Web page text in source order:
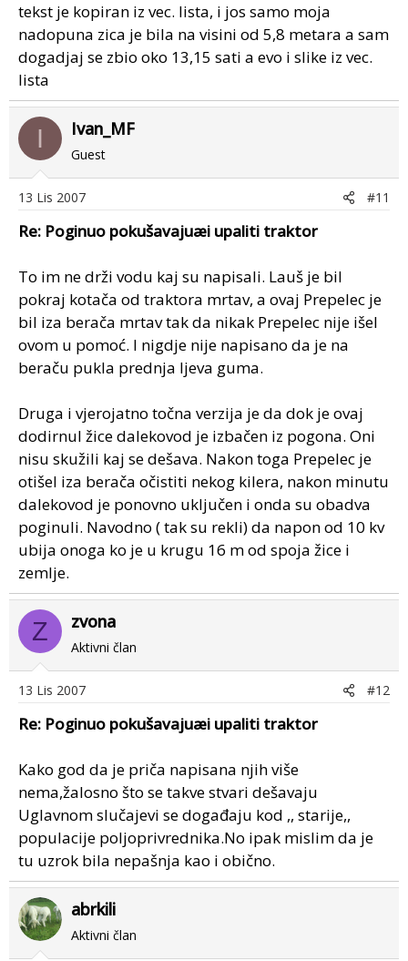
tekst je kopiran iz vec. lista, i jos samo moja
nadopuna zica je bila na visini od 5,8 metara a sam
dogadjaj se zbio oko 13,15 sati a evo i slike iz vec.
lista
I Ivan_MF
Guest
13 Lis 2007 #11
Re: Poginuo pokušavajuæi upaliti traktor
To im ne drži vodu kaj su napisali. Lauš je bil
pokraj kotača od traktora mrtav, a ovaj Prepelec je
bil iza berača mrtav tak da nikak Prepelec nije išel
ovom u pomoć. I nigdje nije napisano da je na
beraču pukla prednja ljeva guma.
Druga i vjerojatno točna verzija je da dok je ovaj
dodirnul žice dalekovod je izbačen iz pogona. Oni
nisu skužili kaj se dešava. Nakon toga Prepelec je
otišel iza berača očistiti nekog kilera, nakon minutu
dalekovod je ponovno uključen i onda su obadva
poginuli. Navodno ( tak su rekli) da napon od 10 kv
ubija onoga ko je u krugu 16 m od spoja žice i
zemlje.
Z zvona
Aktivni član
13 Lis 2007 #12
Re: Poginuo pokušavajuæi upaliti traktor
Kako god da je priča napisana njih više
nema,žalosno što se takve stvari dešavaju
Uglavnom slučajevi se događaju kod ,, starije,,
populacije poljoprivrednika.No ipak mislim da je
tu uzrok bila nepašnja kao i obično.
abrkili
Aktivni član